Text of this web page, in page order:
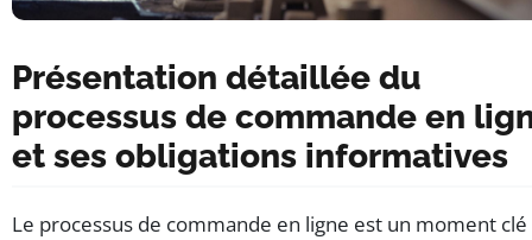
Présentation détaillée du
processus de commande en
et ses obligations informatives
Le processus de commande en ligne est un moment clé